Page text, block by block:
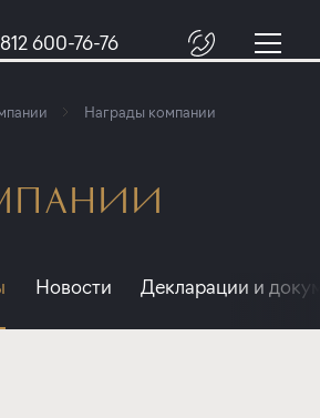
600-76-76
Награды компании
Новости Декларации и